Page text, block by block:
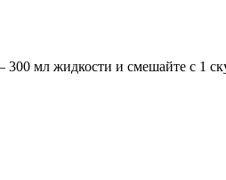
300 мл жидкости и смешайте с 1